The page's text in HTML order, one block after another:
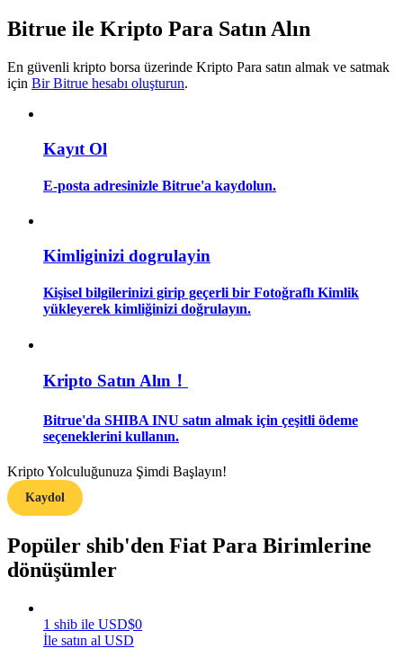
Vadeli İşlemler Başlangıç Kılavuzu
Ticaret stratejileri
Nasıl kârlı kalabileceğinizi öğrenin
Kazan
Bitrue ile Kripto Para Satın Alın
En güvenli kripto borsa üzerinde Kripto Para satın almak ve satmak
için Bir Bitrue hesabı oluşturun.
Kayıt Ol
E-posta adresinizle Bitrue'a kaydolun.
Kimliginizi dogrulayin
Kişisel bilgilerinizi girip geçerli bir Fotoğraflı Kimlik
yükleyerek kimliğinizi doğrulayın.
Kripto Satın Alın！
Bitrue'da SHIBA INU satın almak için çeşitli ödeme
seçeneklerini kullanın.
Kripto Yolculuğunuza Şimdi Başlayın!
Kaydol
Popüler shib'den Fiat Para Birimlerine
dönüşümler
1 shib ile USD$0
İle satın al USD